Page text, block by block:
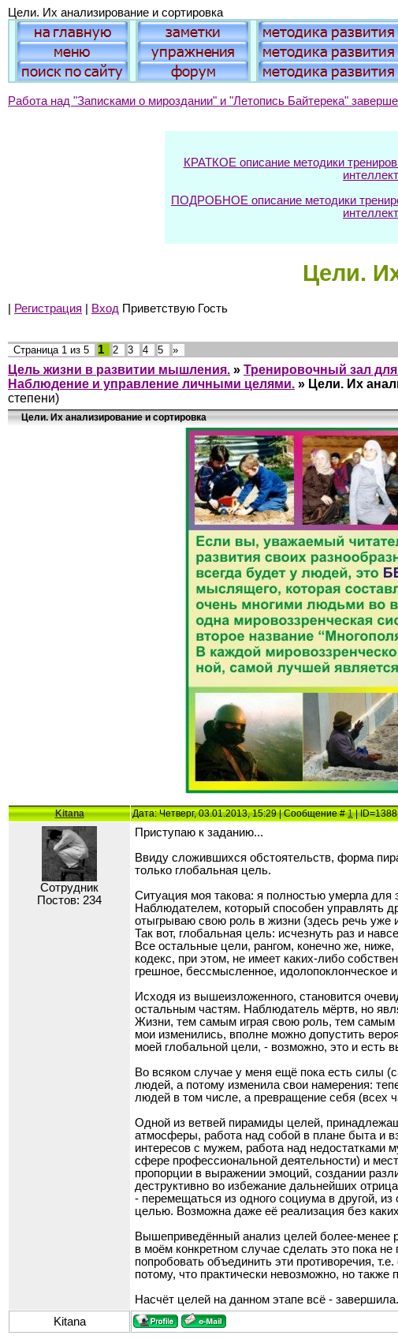
Цели. Их анализирование и сортировка
Работа над "Записками о мироздании" и "Летопись Байтерека"
КРАТКОЕ описание методики
ПОДРОБНОЕ описание методики
Цели.
| Регистрация | Вход Приветствую Гость
Страница 1 из 5 1 2 3 4 5 »
Цель жизни в развитии мышления. » Тренировочный зал
Наблюдение и управление личными целями. » Цели. Их
степени)
Цели. Их анализирование и сортировка
Kitana Дата: Четверг, 03.01.2013, 15:29 | Сообщение #1|
Сотрудник
Постов: 234
Приступаю к заданию...
Ввиду сложившихся обстоятельств, форма
только глобальная цель.
Ситуация моя такова: я полностью умерла для
Наблюдателем, который способен управлять
отыгрываю свою роль в жизни (здесь речь уже
Так вот, глобальная цель: исчезнуть раз и
Все остальные цели, рангом, конечно же,
кодекс, при этом, не имеет каких-либо
грешное, бессмысленное, идолопоклонческое
Исходя из вышеизложенного, становится
остальным частям. Наблюдатель мёртв, но
Жизни, тем самым играя свою роль, тем самым
мои изменились, вполне можно допустить
моей глобальной цели, - возможно, это и
Во всяком случае у меня ещё пока есть силы
людей, а потому изменила свои намерения:
людей в том числе, а превращение себя (всех
Одной из ветвей пирамиды целей,
атмосферы, работа над собой в плане быта и
интересов с мужем, работа над недостатками
сфере профессиональной деятельности) и
пропорции в выражении эмоций, создании
деструктивно во избежание дальнейших
- перемещаться из одного социума в другой,
целью. Возможна даже её реализация без
Вышеприведённый анализ целей более-менее
в моём конкретном случае сделать это пока
попробовать объединить эти противоречия,
потому, что практически невозможно, но
Насчёт целей на данном этапе всё - завершила.
Kitana